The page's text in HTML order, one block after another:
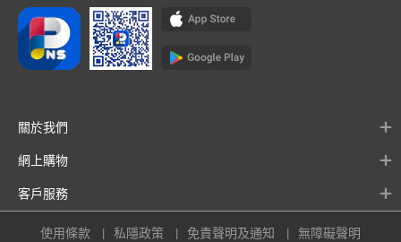
關於我們
網上購物
客戶服務
使用條款 私隱政策 免責聲明及通知 無障礙聲明